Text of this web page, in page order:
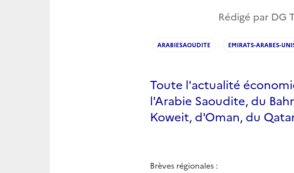
Rédigé par DG
ARABIESAOUDITE EMIRATS-ARABES-
Toute l'actualité
l'Arabie Saoudite, du
Koweit, d'Oman, du
Brèves régionales :